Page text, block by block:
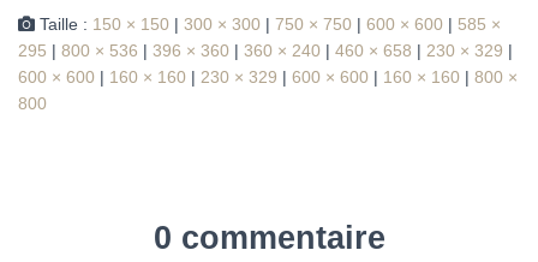
Taille : 150 × 150 | 300 × 300 | 750 × 750 | 600 × 600 | 585 ×
295 | 800 × 536 | 396 × 360 | 360 × 240 | 460 × 658 | 230 × 329 |
600 × 600 | 160 × 160 | 230 × 329 | 600 × 600 | 160 × 160 | 800 ×
800
0 commentaire